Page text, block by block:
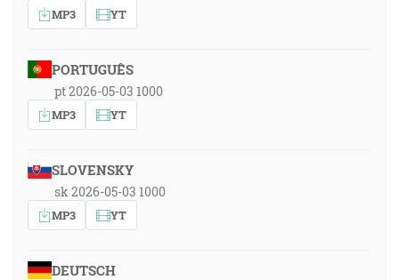
MP3 YT
PORTUGUÊS
pt 2026-05-03 1000
MP3 YT
SLOVENSKY
sk 2026-05-03 1000
MP3 YT
DEUTSCH